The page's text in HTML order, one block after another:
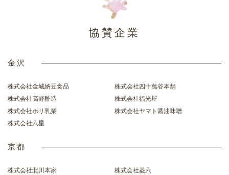
協賛企業
金沢
株式会社金城納豆食品
株式会社四十萬谷本舗
株式会社高野酢造
株式会社福光屋
株式会社ホリ乳業
株式会社ヤマト醤油味噌
株式会社六星
京都
株式会社北川本家
株式会社菱六